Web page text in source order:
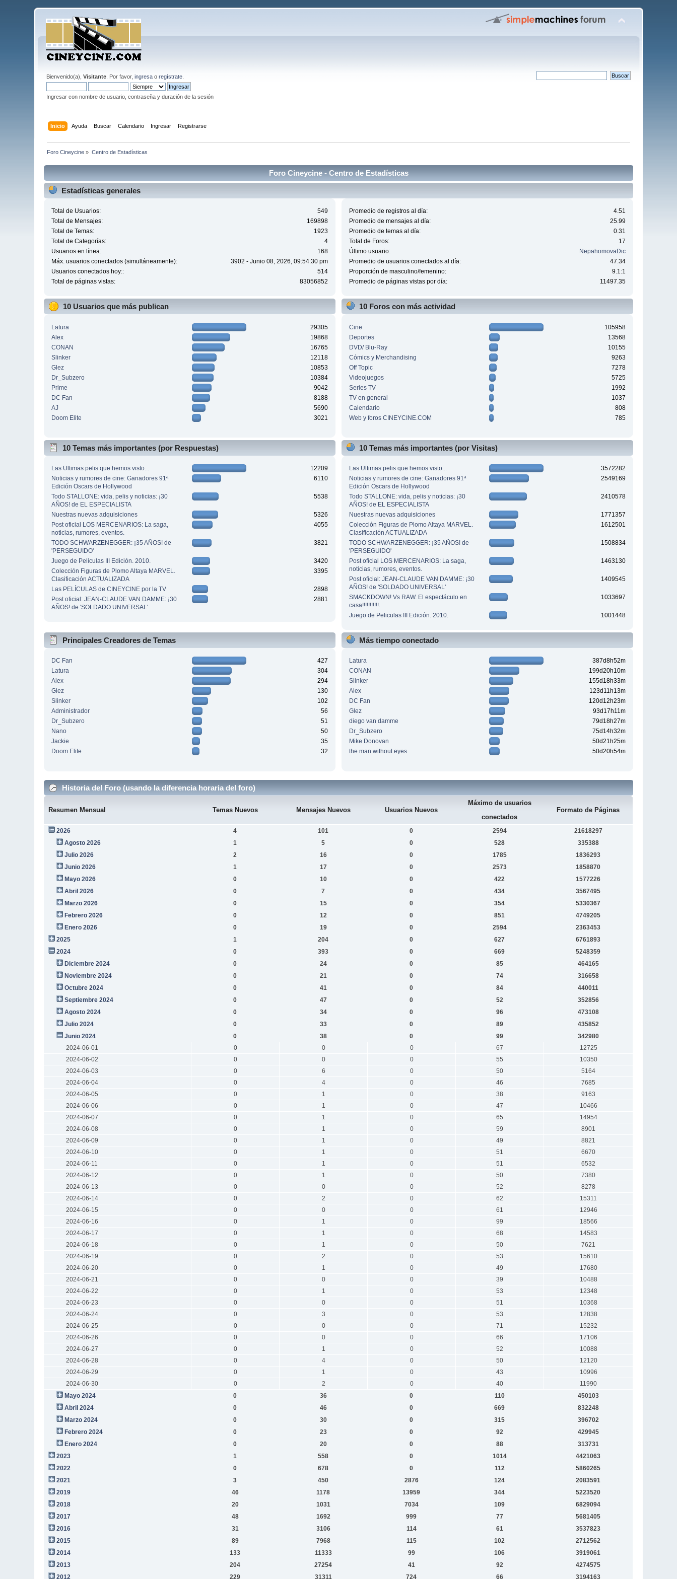
Bienvenido(a),Visitante . Por favor,ingresa oregístrate
Ingresar con nombre de usuario, contraseña y duración de la sesión
Inicio Ayuda Buscar Calendario Ingresar Registrarse
Foro Cineycine » Centro de Estadísticas
Foro Cineycine - Centro de Estadísticas
Estadísticas generales
Total de Usuarios:
549
Total de Mensajes:
169898
Total de Temas:
1923
Total de Categorías:
4
Usuarios en línea:
168
Máx. usuarios conectados (simultáneamente):
3902 - Junio 08, 2026, 09:54:30 pm
Usuarios conectados hoy::
514
Total de páginas vistas:
83056852
Promedio de registros al día:
4.51
Promedio de mensajes al día:
25.99
Promedio de temas al día:
0.31
Total de Foros:
17
Último usuario:
NepahomovaDic
Promedio de usuarios conectados al día:
47.34
Proporción de masculino/femenino:
9.1:1
Promedio de páginas vistas por día:
11497.35
10 Usuarios que más publican
Latura
29305
Alex
19868
CONAN
16765
Slinker
12118
Glez
10853
Dr_Subzero
10384
Prime
9042
DC Fan
8188
AJ
5690
Doom Elite
3021
10 Foros con más actividad
Cine
105958
Deportes
13568
DVD/ Blu-Ray
10155
Cómics y Merchandising
9263
Off Topic
7278
Videojuegos
5725
Series TV
1992
TV en general
1037
Calendario
808
Web y foros CINEYCINE.COM
785
10 Temas más importantes (por Respuestas)
Las Ultimas pelis que hemos visto...
12209
Noticias y rumores de cine: Ganadores 91ª
Edición Oscars de Hollywood
6110
Todo STALLONE: vida, pelis y noticias: ¡30
AÑOS! de EL ESPECIALISTA
5538
Nuestras nuevas adquisiciones
5326
Post oficial LOS MERCENARIOS: La saga,
noticias, rumores, eventos.
4055
TODO SCHWARZENEGGER: ¡35 AÑOS! de
'PERSEGUIDO'
3821
Juego de Peliculas III Edición. 2010.
3420
Colección Figuras de Plomo Altaya MARVEL.
Clasificación ACTUALIZADA
3395
Las PELÍCULAS de CINEYCINE por la TV
2898
Post oficial: JEAN-CLAUDE VAN DAMME: ¡30
AÑOS! de 'SOLDADO UNIVERSAL'
2881
10 Temas más importantes (por Visitas)
Las Ultimas pelis que hemos visto...
3572282
Noticias y rumores de cine: Ganadores 91ª
Edición Oscars de Hollywood
2549169
Todo STALLONE: vida, pelis y noticias: ¡30
AÑOS! de EL ESPECIALISTA
2410578
Nuestras nuevas adquisiciones
1771357
Colección Figuras de Plomo Altaya MARVEL.
Clasificación ACTUALIZADA
1612501
TODO SCHWARZENEGGER: ¡35 AÑOS! de
'PERSEGUIDO'
1508834
Post oficial LOS MERCENARIOS: La saga,
noticias, rumores, eventos.
1463130
Post oficial: JEAN-CLAUDE VAN DAMME: ¡30
AÑOS! de 'SOLDADO UNIVERSAL'
1409545
SMACKDOWN! Vs RAW. El espectáculo en
casa!!!!!!!!!!!.
1033697
Juego de Peliculas III Edición. 2010. 1001448
Principales Creadores de Temas
DC Fan
427
Latura
304
Alex
294
Glez
130
Slinker
102
Administrador
56
Dr_Subzero
51
Nano
50
Jackie
35
Doom Elite
32
Más tiempo conectado
Latura
387d8h52m
CONAN
199d20h10m
Slinker
155d18h33m
Alex
123d11h13m
DC Fan
120d12h23m
Glez
93d17h11m
diego van damme
79d18h27m
Dr_Subzero
75d14h32m
Mike Donovan
50d21h25m
the man without eyes
50d20h54m
Historia del Foro (usando la diferencia horaria del foro)
Resumen Mensual Temas Nuevos Mensajes Nuevos Usuarios Nuevos
Máximo de usuarios
conectados
Formato de Páginas
2026 4 101 0 2594
21618297
Agosto 2026
1 5 0 528
335388
Julio 2026
2 16 0 1785
1836293
Junio 2026
1 17 0 2573
1858870
Mayo 2026
0 10 0 422
1577226
Abril 2026
0 7 0 434
3567495
Marzo 2026
0 15 0 354
5330367
Febrero 2026
0 12 0 851
4749205
Enero 2026
0 19 0 2594
2363453
2025
1 204 0 627
6761893
2024
0 393 0 669
5248359
Diciembre 2024
0 24 0 85
464165
Noviembre 2024
0 21 0 74
316658
Octubre 2024
0 41 0 84
440011
Septiembre 2024
0 47 0 52
352856
Agosto 2024
0 34 0 96
473108
Julio 2024
0 33 0 89
435852
Junio 2024
0 38 0 99
342980
2024-06-01
0 0 0 67
12725
2024-06-02
0 0 0 55
10350
2024-06-03
0 6 0 50
5164
2024-06-04
0 4 0 46
7685
2024-06-05
0 1 0 38
9163
2024-06-06
0 1 0 47
10466
2024-06-07
0 1 0 65
14954
2024-06-08
0 1 0 59
8901
2024-06-09
0 1 0 49
8821
2024-06-10
0 1 0 51
6670
2024-06-11
0 1 0 51
6532
2024-06-12
0 1 0 50
7380
2024-06-13
0 0 0 52
8278
2024-06-14
0 2 0 62
15311
2024-06-15
0 0 0 61
12946
2024-06-16
0 1 0 99
18566
2024-06-17
0 1 0 68
14583
2024-06-18
0 1 0 50
7621
2024-06-19
0 2 0 53
15610
2024-06-20
0 1 0 49
17680
2024-06-21
0 0 0 39
10488
2024-06-22
0 1 0 53
12348
2024-06-23
0 0 0 51
10368
2024-06-24
0 3 0 53
12838
2024-06-25
0 0 0 71
15232
2024-06-26
0 0 0 66
17106
2024-06-27
0 1 0 52
10088
2024-06-28
0 4 0 50
12120
2024-06-29
0 1 0 43
10996
2024-06-30
0 2 0 40
11990
Mayo 2024
0 36 0 110
450103
Abril 2024
0 46 0 669
832248
Marzo 2024
0 30 0 315
396702
Febrero 2024
0 23 0 92
429945
Enero 2024
0 20 0 88
313731
2023
1 558 0 1014
4421063
2022
0 678 0 112
5860265
2021
3 450 2876 124
2083591
2019
46 1178 13959 344
5223520
2018
20 1031 7034 109
6829094
2017
48 1692 999 77
5681405
2016
31 3106 114 61
3537823
2015
89 7968 115 102
2712562
2014
133 11333 99 106
3919061
2013
204 27254 41 92
4274575
2012
229 31311 724 66 3194163